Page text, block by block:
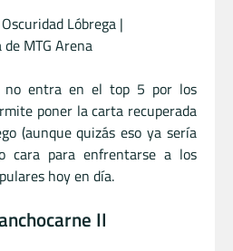
no entra en el top 5 por los
poner la carta recuperada
(aunque quizás eso ya sería
cara para enfrentarse a los
hoy en día.
II